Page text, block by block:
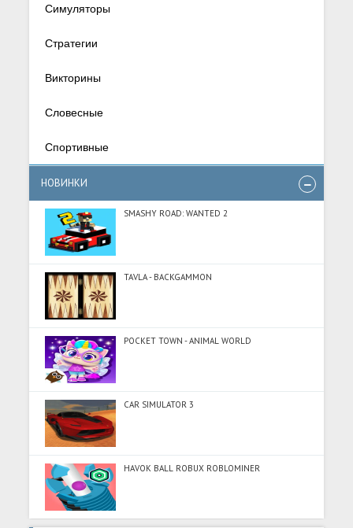
Симуляторы
Стратегии
Викторины
Словесные
Спортивные
НОВИНКИ
SMASHY ROAD: WANTED 2
TAVLA - BACKGAMMON
POCKET TOWN - ANIMAL WORLD
CAR SIMULATOR 3
HAVOK BALL ROBUX ROBLOMINER